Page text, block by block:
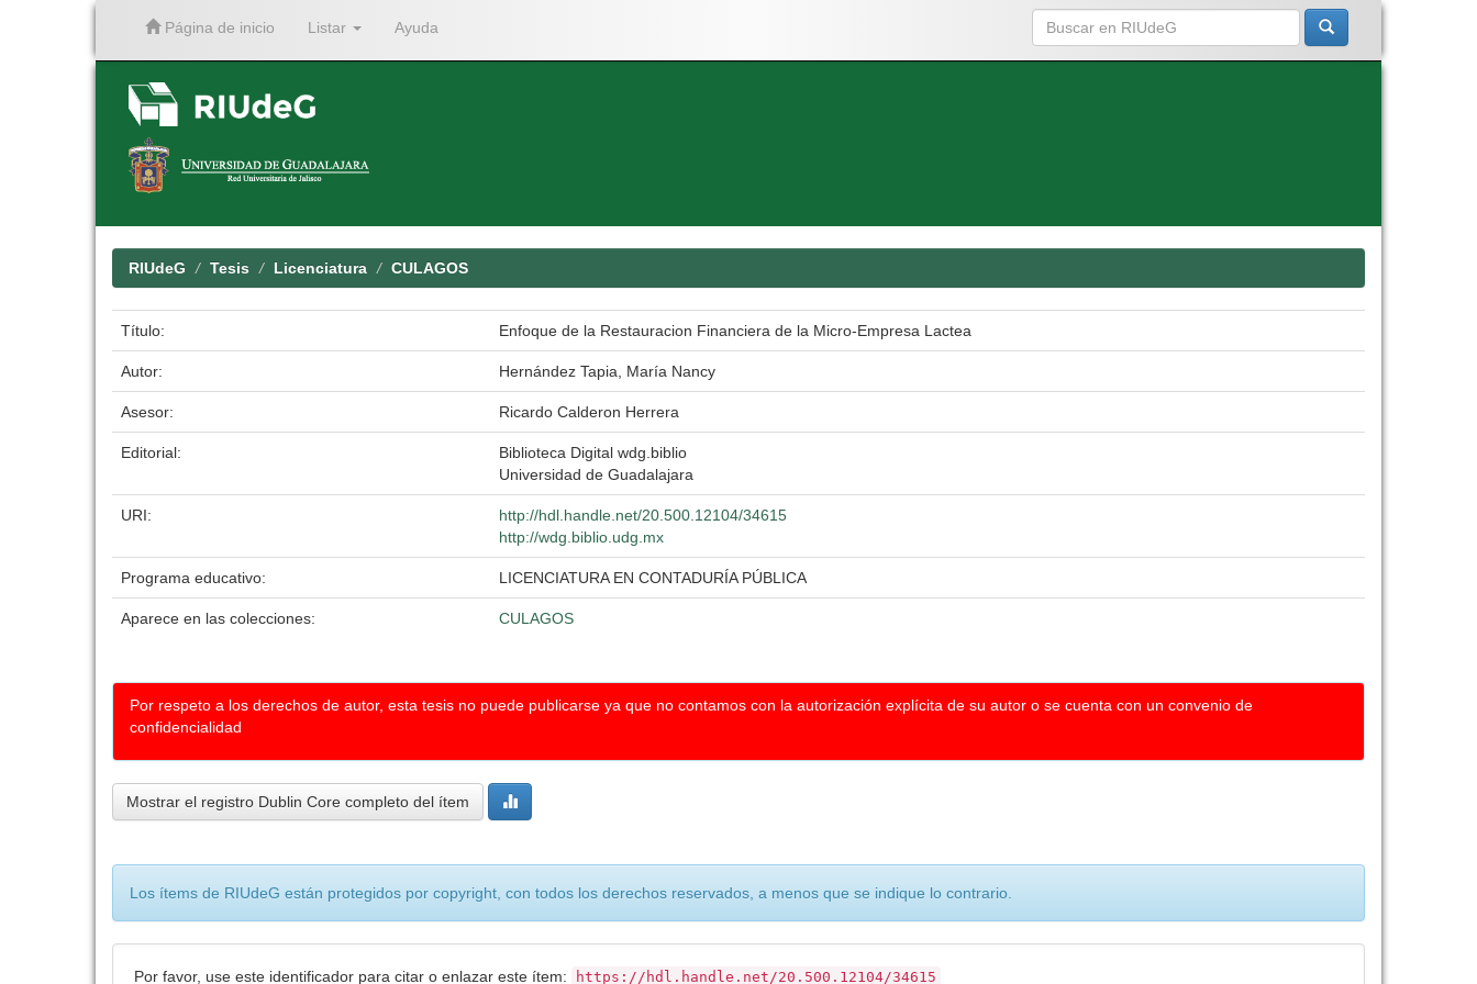
Página de inicio Listar Ayuda
RIUdeG Tesis Licenciatura CULAGOS
Título: Enfoque de la Restauracion Financiera de la Micro-Empresa Lactea
Autor: Hernández Tapia, María Nancy
Asesor: Ricardo Calderon Herrera
Editorial:
Biblioteca Digital wdg.biblio
Universidad de Guadalajara
URI:
http://hdl.handle.net/20.500.12104/34615
http://wdg.biblio.udg.mx
Programa educativo: LICENCIATURA EN CONTADURÍA PÚBLICA
Aparece en las colecciones: CULAGOS
Por respeto a los derechos de autor, esta tesis no puede publicarse ya que no contamos con la autorización explícita de su autor o se cuenta con un convenio de
confidencialidad
Mostrar el registro Dublin Core completo del ítem
Los ítems de RIUdeG están protegidos por copyright, con todos los derechos reservados, a menos que se indique lo contrario.
Por favor, use este identificador para citar o enlazar este ítem: https://hdl.handle.net/20.500.12104/34615